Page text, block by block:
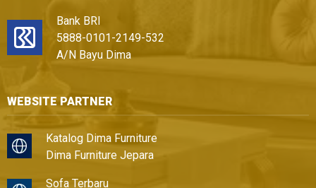
Bank BRI
5888-0101-2149-532
A/N Bayu Dima
WEBSITE PARTNER
Katalog Dima Furniture
Dima Furniture Jepara
Sofa Terbaru